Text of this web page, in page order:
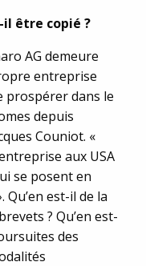
être copié ?
AG demeure
entreprise
prospérer dans le
depuis
Couniot. «
aux USA
se posent en
est-il de la
? Qu’en est-
des